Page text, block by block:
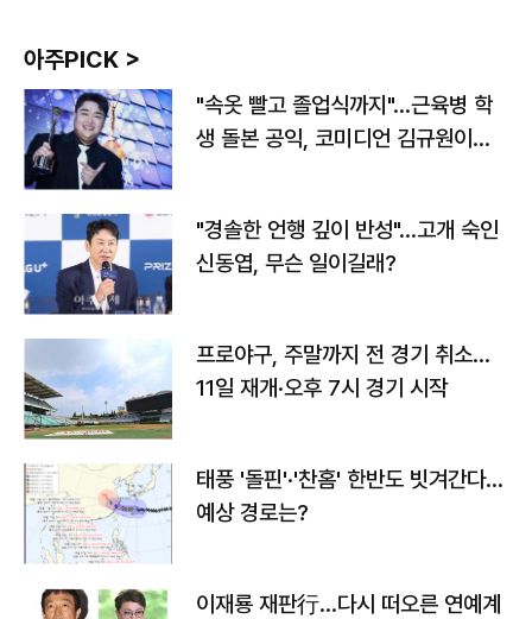
아주PICK >
"속옷 빨고 졸업식까지"…근육병 학
생 돌본 공익, 코미디언 김규원이었
"경솔한 언행 깊이 반성"…고개 숙인
신동엽, 무슨 일이길래?
프로야구, 주말까지 전 경기 취소…
11일 재개·오후 7시 경기 시작
태풍 '돌핀'·'찬홈' 한반도 빗겨간다…
예상 경로는?
이재룡 재판行…다시 떠오른 연예계